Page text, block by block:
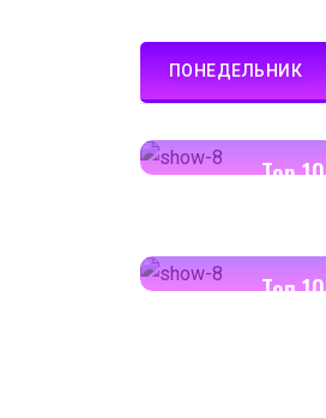
ПОНЕДЕЛЬНИК
Top 10
Toп 10